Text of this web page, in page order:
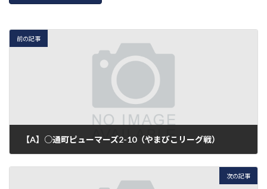
前の記事
【A】○通町ピューマーズ2-10（やまびこリーグ戦）
次の記事